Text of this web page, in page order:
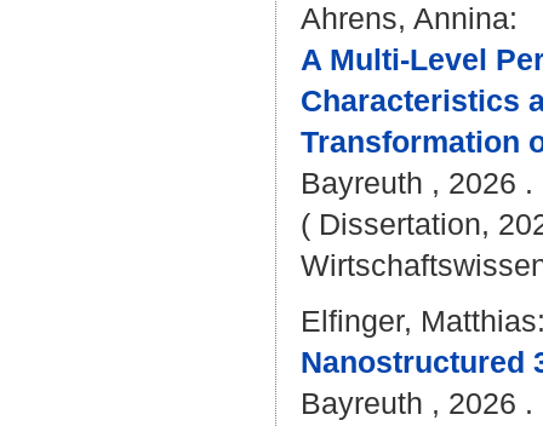
Ahrens, Annina:
A Multi-Level
Characteristics
Transformation
Bayreuth , 2026
( Dissertation,
Elfinger, Matthias
Nanostructured
Bayreuth , 2026